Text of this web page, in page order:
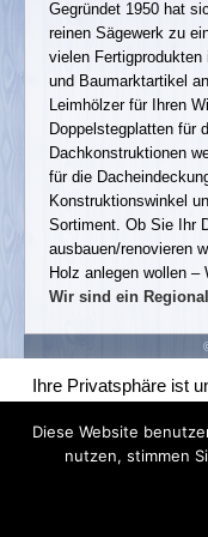
Holz
Nadelschnittholz
Bohlen und
Gartenbau- und
Terrassendielen
Bedachung
Wellplatten aus
Polycarbonat
Lichtwellplatten
Gegründet 1950 hat
reinen Sägewerk zu
vielen
und Baumarktartikel
Leimhölzer für Ihren
Doppelstegplatten für
Dachkonstruktionen
für die
Konstruktionswinkel
Sortiment. Ob Sie Ihr
ausbauen/renovieren
Holz anlegen wollen –
Wir sind ein
Ihre Privatsphäre ist
Analysen,
Informationen um die
Diese Website
nutzen, stimmen